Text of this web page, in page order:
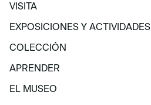
VISITA
VISITA
EXPOSICIONES Y ACTIVIDADES
EXPOSICIONES Y ACTIVIDADES
COLECCIÓN
COLECCIÓN
APRENDER
APRENDER
EL MUSEO